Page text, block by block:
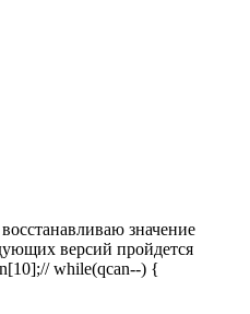
значение
версий пройдется
while(qcan--) {